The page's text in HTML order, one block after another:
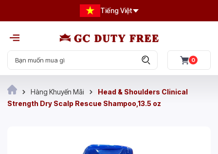
Tiếng Việt
0
Hàng Khuyến Mãi
Head & Shoulders Clinical
Strength Dry Scalp Rescue Shampoo,13.5 oz